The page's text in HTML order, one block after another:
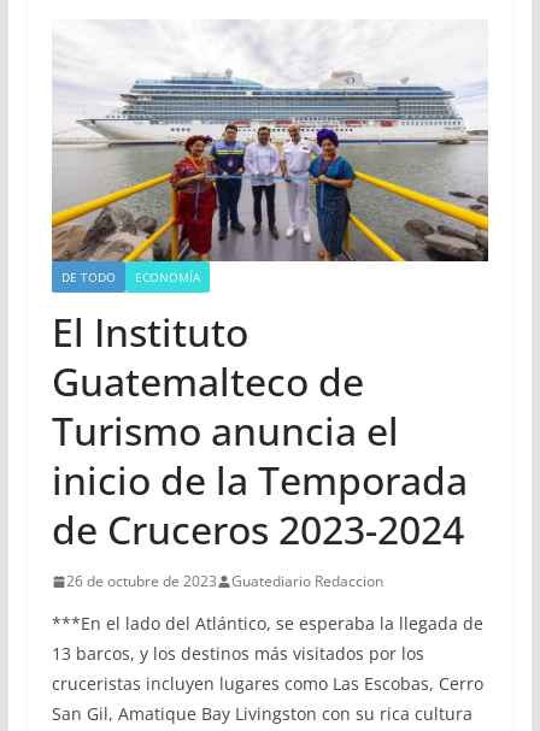
DE TODO ECONOMÍA
El Instituto
Guatemalteco de
Turismo anuncia el
inicio de la Temporada
de Cruceros 2023-2024
26 de octubre de 2023 Guatediario Redaccion
***En el lado del Atlántico, se esperaba la llegada de
13 barcos, y los destinos más visitados por los
cruceristas incluyen lugares como Las Escobas, Cerro
San Gil, Amatique Bay Livingston con su rica cultura